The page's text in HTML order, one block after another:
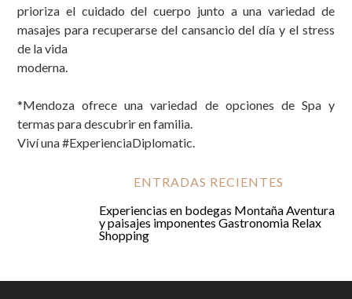
Relax
prioriza el cuidado del cuerpo junto a una variedad de
masajes para recuperarse del cansancio del día y el stress
de la vida
moderna.
*Mendoza ofrece una variedad de opciones de Spa y
termas para descubrir en familia.
Viví una#ExperienciaDiplomatic
ENTRADAS RECIENTES
Experiencias en bodegas Montaña Aventura
y paisajes imponentesGastronomia Relax
Shopping